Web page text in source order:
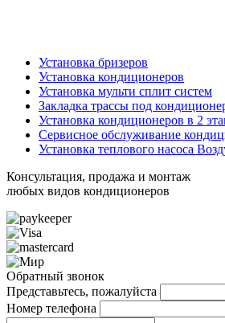
Установка бризеров
Установка кондиционеров
Установка мульти сплит систем
Закладка трассы под
Установка кондиционеров в 2
Сервисное обслуживание
Установка теплового насоса
Консультация, продажа и монтаж
любых видов кондиционеров
Обратный звонок
Представьтесь, пожалуйста
Номер телефона